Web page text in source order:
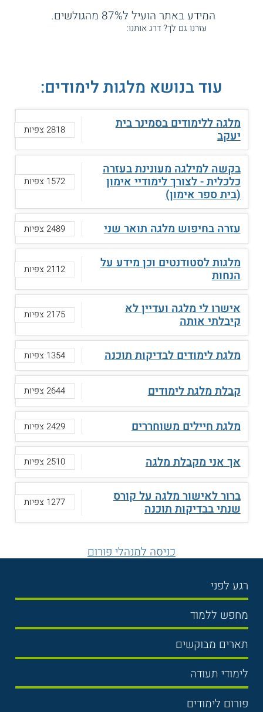
המידע באתר הועיל ל87% מהגולשים.
עזרנו גם לך? דרג אותנו:
עוד בנושא מלגות לימודים:
מלגה ללימודים בסמינר בית
יעקב 2818 צפיות
בקשה למילגה מעונינת בעזרה
כלכלית - לצורך לימודיי אימון
(בית ספר אימון)
1572 צפיות
עזרה בחיפוש מלגה תואר שני 2489 צפיות
מלגות לסטודנטים וכן מידע על
הנחות 2112 צפיות
אישרו לי מלגה ועדיין לא
קיבלתי אותה 2175 צפיות
מלגת לימודים לבדיקות תוכנה 1354 צפיות
קבלת מלגת לימודים 2644 צפיות
מלגת חיילים משוחררים 2429 צפיות
אך אני מקבלת מלגה 2510 צפיות
ברור לאישור מלגה על קורס
שנתי בבדיקות תוכנה 1277 צפיות
כניסה למנהלי פורום
רגע לפני
בחירת לימודים
תנאי קבלה
שכר לימוד
אוניברסיטה
מכללות
מחפש ללמוד
תואר ראשון
תואר שני
הכנה לבגרות
מכינות
תארים מבוקשים
משפטים
מנהל עסקים
לימודי תעודה
נדל"ן
פורום לימודים